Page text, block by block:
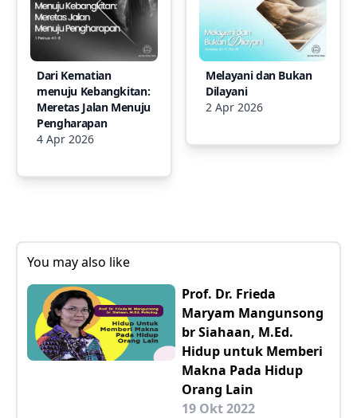
Dari Kematian
menuju Kebangkitan:
Meretas Jalan Menuju
Pengharapan
4 Apr 2026
Melayani dan Bukan
Dilayani
2 Apr 2026
You may also like
Prof. Dr. Frieda
Maryam Mangunsong
br Siahaan, M.Ed.
Hidup untuk Memberi
Makna Pada Hidup
Orang Lain
19 Okt 2022